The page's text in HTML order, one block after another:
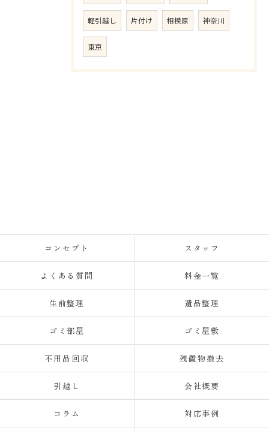
軽引越し 片付け 相模原 神奈川
東京
コンセプト スタッフ
よくある質問 料金一覧
生前整理 遺品整理
ゴミ部屋 ゴミ屋敷
不用品回収 残置物撤去
引越し 会社概要
コラム 対応事例